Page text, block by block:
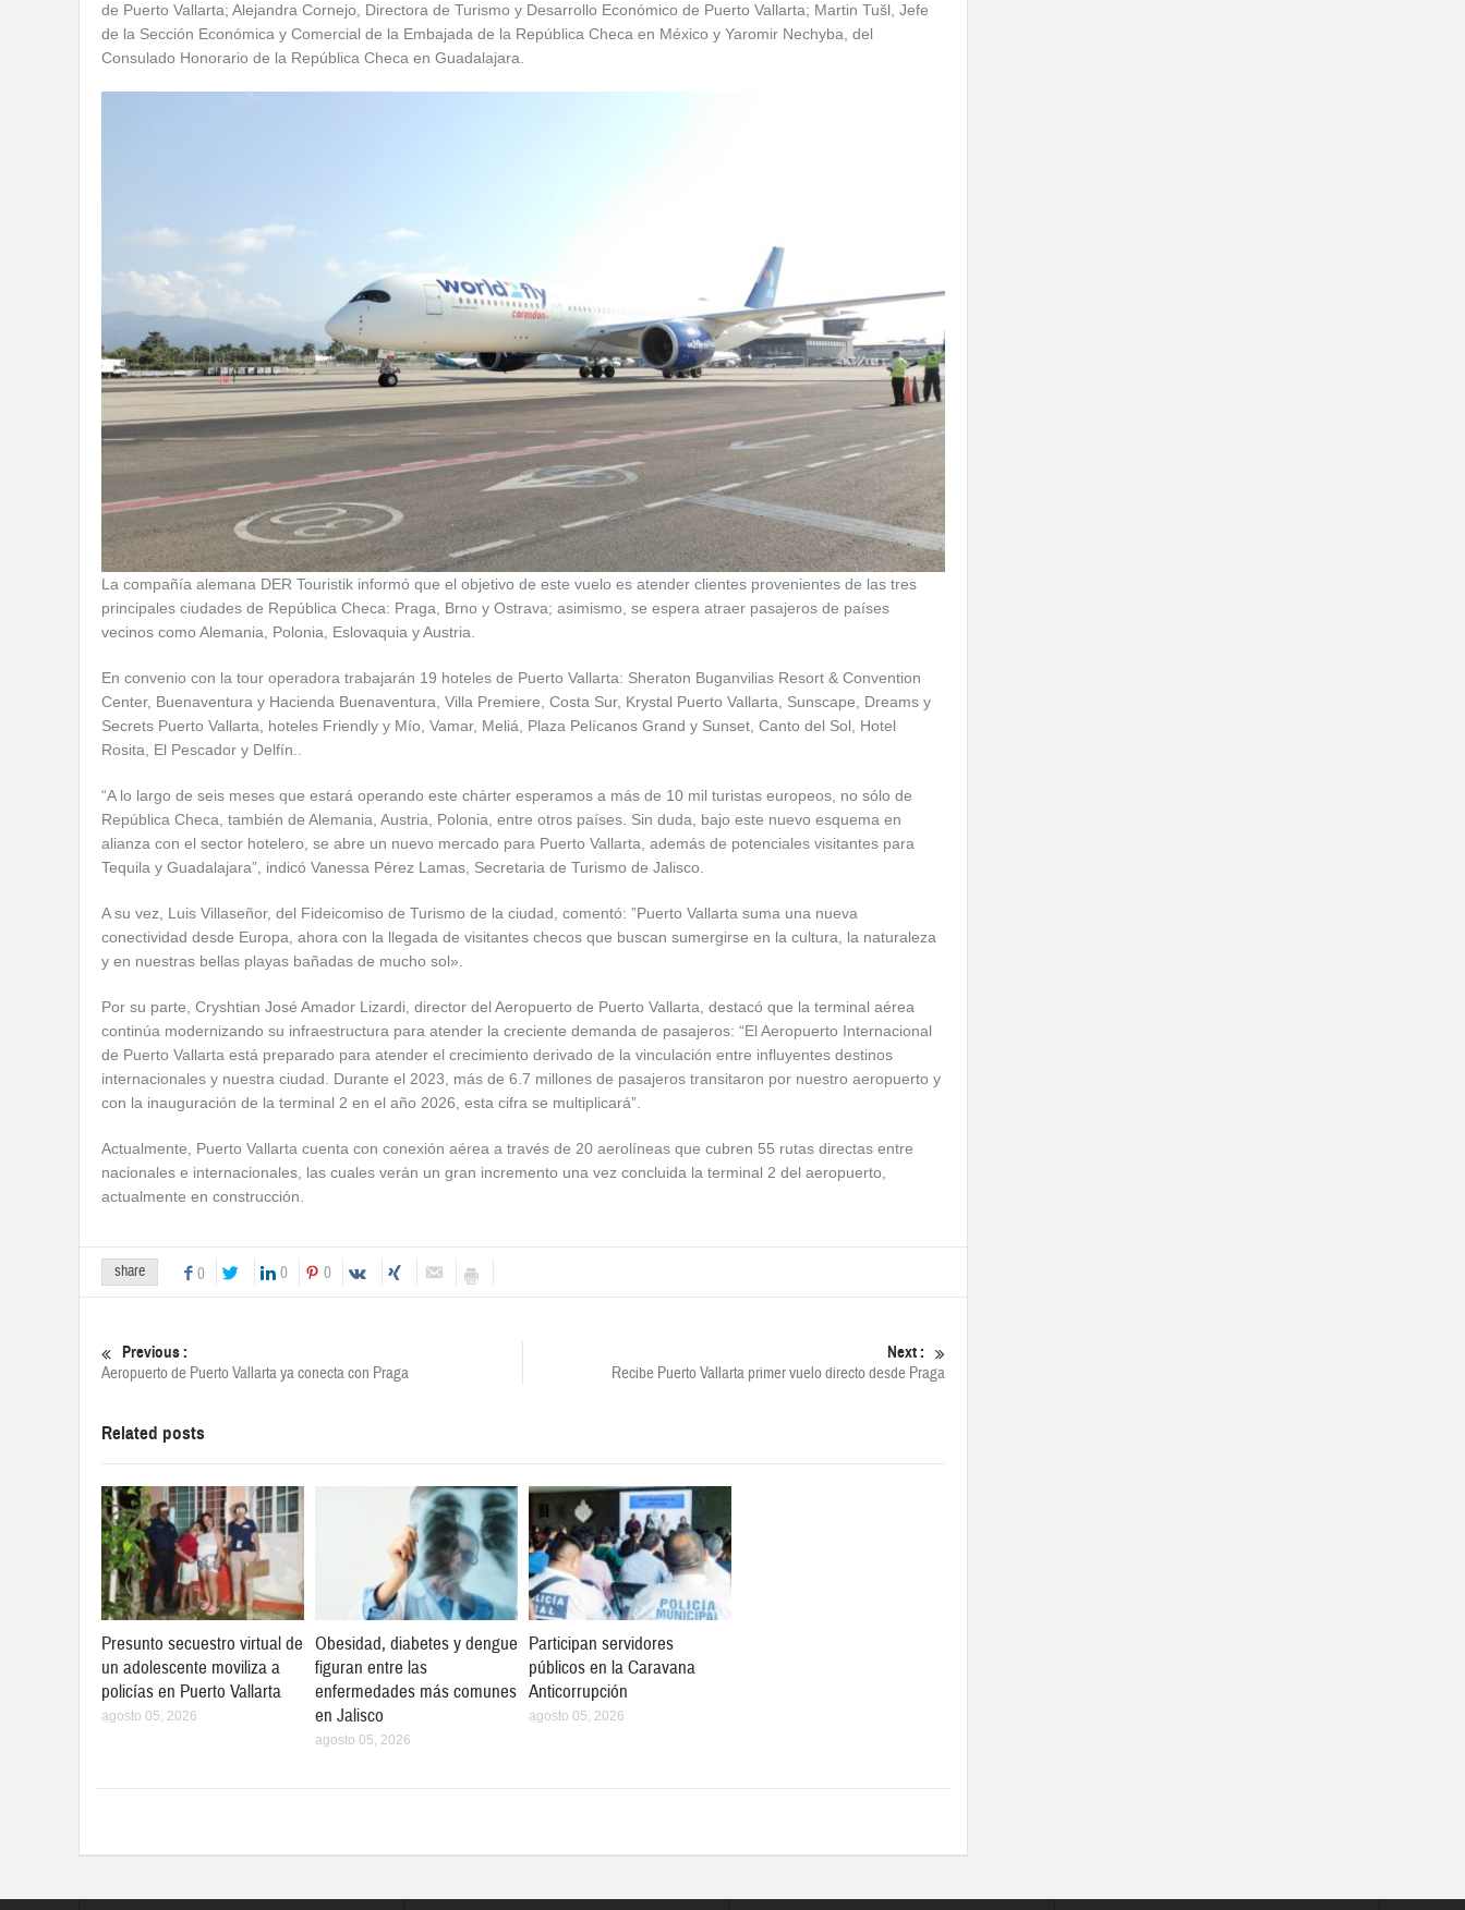
de Puerto Vallarta; Alejandra Cornejo, Directora de Turismo y Desarrollo Económico de Puerto Vallarta; Martin Tušl, Jefe
de la Sección Económica y Comercial de la Embajada de la República Checa en México y Yaromir Nechyba, del
Consulado Honorario de la República Checa en Guadalajara.
La compañía alemana DER Touristik informó que el objetivo de este vuelo es atender clientes provenientes de las tres
principales ciudades de República Checa: Praga, Brno y Ostrava; asimismo, se espera atraer pasajeros de países
vecinos como Alemania, Polonia, Eslovaquia y Austria.
En convenio con la tour operadora trabajarán 19 hoteles de Puerto Vallarta: Sheraton Buganvilias Resort & Convention
Center, Buenaventura y Hacienda Buenaventura, Villa Premiere, Costa Sur, Krystal Puerto Vallarta, Sunscape, Dreams y
Secrets Puerto Vallarta, hoteles Friendly y Mío, Vamar, Meliá, Plaza Pelícanos Grand y Sunset, Canto del Sol, Hotel
Rosita, El Pescador y Delfín..
“A lo largo de seis meses que estará operando este chárter esperamos a más de 10 mil turistas europeos, no sólo de
República Checa, también de Alemania, Austria, Polonia, entre otros países. Sin duda, bajo este nuevo esquema en
alianza con el sector hotelero, se abre un nuevo mercado para Puerto Vallarta, además de potenciales visitantes para
Tequila y Guadalajara”, indicó Vanessa Pérez Lamas, Secretaria de Turismo de Jalisco.
A su vez, Luis Villaseñor, del Fideicomiso de Turismo de la ciudad, comentó: ”Puerto Vallarta suma una nueva
conectividad desde Europa, ahora con la llegada de visitantes checos que buscan sumergirse en la cultura, la naturaleza
y en nuestras bellas playas bañadas de mucho sol».
Por su parte, Cryshtian José Amador Lizardi, director del Aeropuerto de Puerto Vallarta, destacó que la terminal aérea
continúa modernizando su infraestructura para atender la creciente demanda de pasajeros: “El Aeropuerto Internacional
de Puerto Vallarta está preparado para atender el crecimiento derivado de la vinculación entre influyentes destinos
internacionales y nuestra ciudad. Durante el 2023, más de 6.7 millones de pasajeros transitaron por nuestro aeropuerto y
con la inauguración de la terminal 2 en el año 2026, esta cifra se multiplicará”.
Actualmente, Puerto Vallarta cuenta con conexión aérea a través de 20 aerolíneas que cubren 55 rutas directas entre
nacionales e internacionales, las cuales verán un gran incremento una vez concluida la terminal 2 del aeropuerto,
actualmente en construcción.
share 0 0 0
Previous :
Aeropuerto de Puerto Vallarta ya conecta con Praga
Next :
Recibe Puerto Vallarta primer vuelo directo desde Praga
Related posts
Presunto secuestro virtual de
un adolescente moviliza a
policías en Puerto Vallarta
agosto 05, 2026
Obesidad, diabetes y dengue
figuran entre las
enfermedades más comunes
en Jalisco
agosto 05, 2026
Participan servidores
públicos en la Caravana
Anticorrupción
agosto 05, 2026